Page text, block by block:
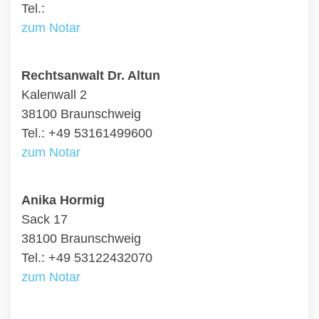
Tel.:
zum Notar
Rechtsanwalt Dr. Altun
Kalenwall 2
38100 Braunschweig
Tel.: +49 53161499600
zum Notar
Anika Hormig
Sack 17
38100 Braunschweig
Tel.: +49 53122432070
zum Notar